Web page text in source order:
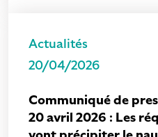
Actualités
20/04/2026
Communiqué de
20 avril 2026 : Les